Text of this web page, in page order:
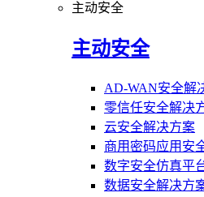
主动安全
主动安全
AD-WAN安全解
零信任安全解决
云安全解决方案
商用密码应用安
数字安全仿真平
数据安全解决方